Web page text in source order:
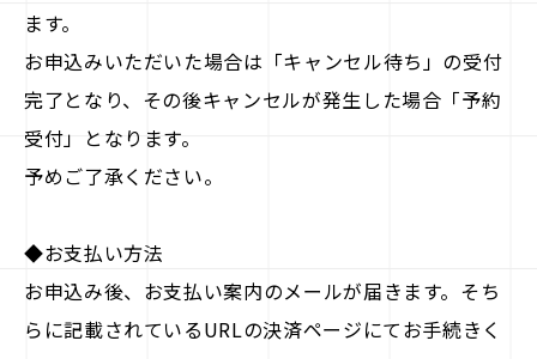
ます。
お申込みいただいた場合は「キャンセル待ち」の受付
完了となり、その後キャンセルが発生した場合「予約
受付」となります。
予めご了承ください。
◆お支払い方法
お申込み後、お支払い案内のメールが届きます。そち
らに記載されているURLの決済ページにてお手続きく